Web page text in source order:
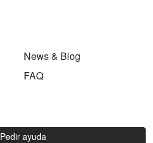
News & Blog
FAQ
Pedir ayuda